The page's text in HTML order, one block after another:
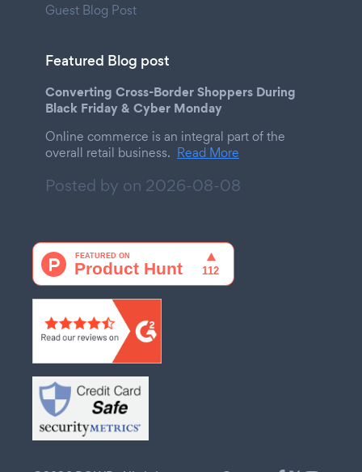
Guest Blog Post
Featured Blog post
Converting Cross-Border Shoppers During
Black Friday & Cyber Monday
Online commerce is an integral part of the
overall retail business. Read More
Posted by on 2026-08-08